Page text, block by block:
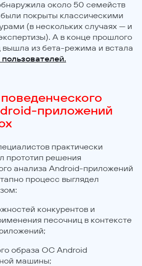
около 50 семейств
покрыты классическими
(в нескольких случаях — и
А в конце прошлого
вышла из бета-режима и встала
приложений
практически
прототип решения
анализа Android-приложений
процесс выглядел
конкурентов и
песочниц в контексте
образа ОС Android
машины;